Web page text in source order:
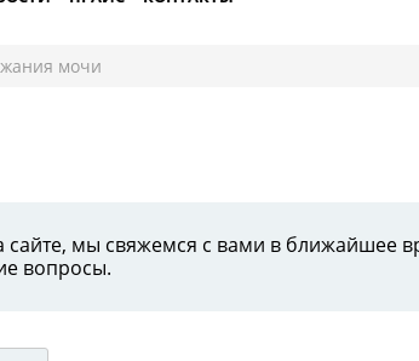
мочи
сайте, мы свяжемся с вами в ближайшее
вопросы.